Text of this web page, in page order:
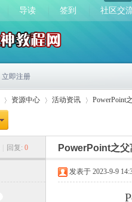
导读 签到 社区交
立即注册
资源中心 活动资讯
›
PowerPoint
回复: 0 PowerPoint之父
发表于 2023-9-9